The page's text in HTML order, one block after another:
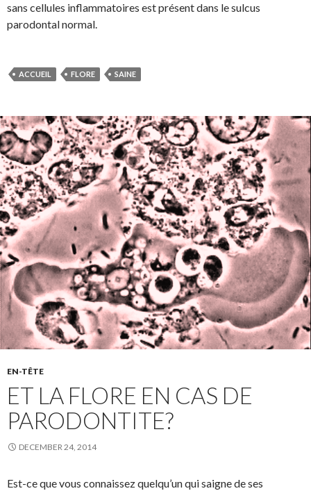
sans cellules inflammatoires est présent dans le sulcus
parodontal normal.
ACCUEIL FLORE SAINE
EN-TÊTE
ET LA FLORE EN CAS DE
PARODONTITE?
DECEMBER 24, 2014
Est-ce que vous connaissez quelqu’un qui saigne de ses